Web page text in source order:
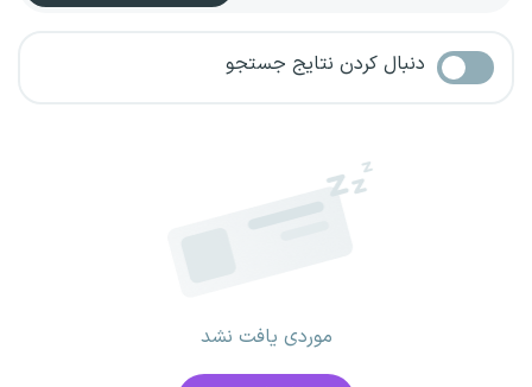
دنبال کردن نتایج جستجو
موردی یافت نشد